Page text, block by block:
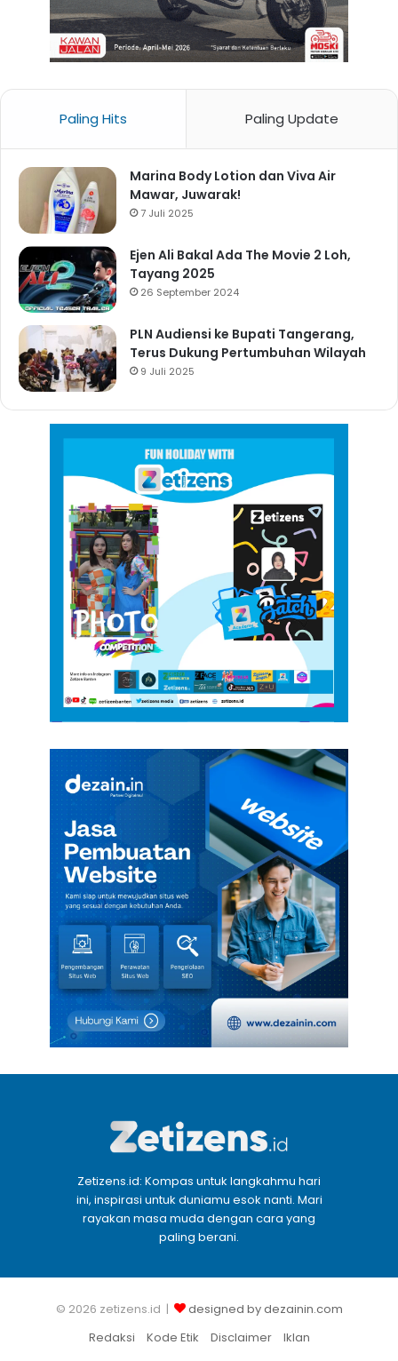
Paling Hits Paling Update
Marina Body Lotion dan Viva Air
Mawar, Juwarak!
7 Juli 2025
Ejen Ali Bakal Ada The Movie 2 Loh,
Tayang 2025
26 September 2024
PLN Audiensi ke Bupati Tangerang,
Terus Dukung Pertumbuhan Wilayah
9 Juli 2025
Zetizens.id: Kompas untuk langkahmu hari
ini, inspirasi untuk duniamu esok nanti. Mari
rayakan masa muda dengan cara yang
paling berani.
© 2026 zetizens.id |
designed by dezainin.com
Redaksi
Kode Etik Disclaimer Iklan